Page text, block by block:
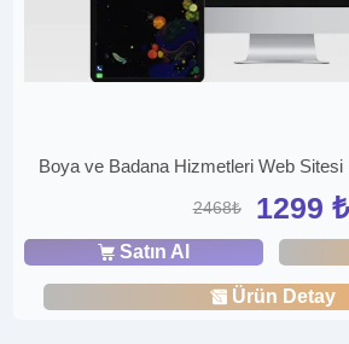
Boya ve Badana Hizmetleri Web
2468₺ 1299 ₺
Satın Al
Ürün Detay